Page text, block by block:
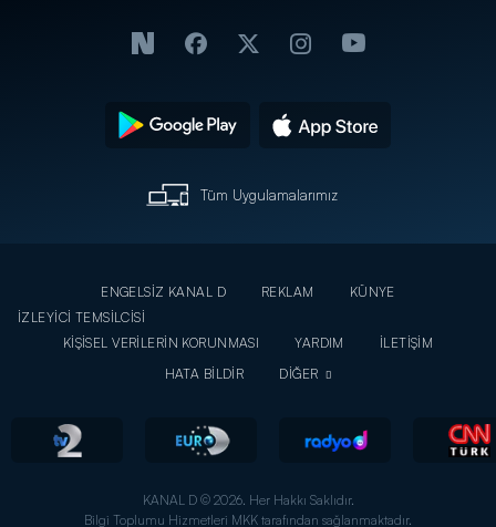
Tüm Uygulamalarımız
ENGELSİZ KANAL D REKLAM
KÜNYE
İZLEYİCİ TEMSİLCİSİ
KİŞİSEL VERİLERİN KORUNMASI
YARDIM
İLETİŞİM
HATA BİLDİR
DİĞER
KANAL D © 2026. Her Hakkı Saklıdır.
Bilgi Toplumu Hizmetleri MKK tarafından sağlanmaktadır.